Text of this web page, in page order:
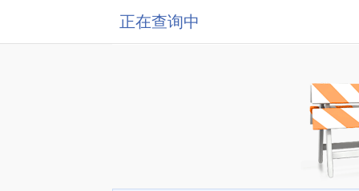
正在查询中